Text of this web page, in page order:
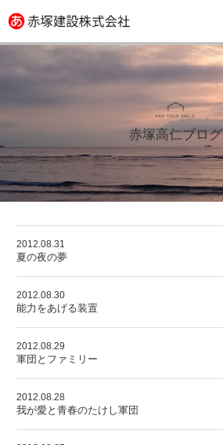
赤塚高仁ブログ
2012.08.31
夏の夜の夢
2012.08.30
能力をあげる装置
2012.08.29
軍団とファミリー
2012.08.28
我が愛と青春のたけし軍団